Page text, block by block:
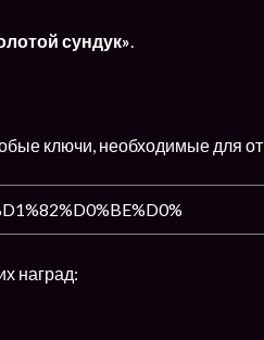
сундук».
ключи, необходимые для
наград: